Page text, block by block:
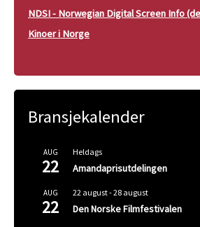
NDSI - Norwegian Digital Screen Info
Kinoer i Norge
Bransjekalender
AUG
22
Heldags
Amandaprisutdelingen
AUG
22
22 august-28 august
Den Norske Filmfestivalen